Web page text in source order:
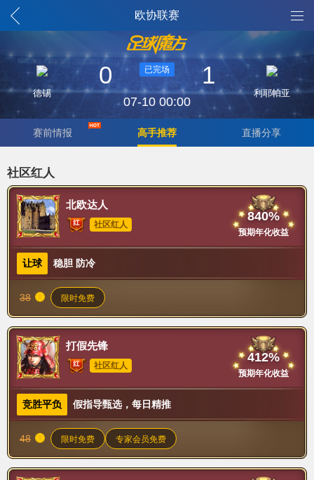
欧协联赛
德锡
0 已完场 1
07-10 00:00
利耶帕亚
赛前情报 高手推荐 直播分享
社区红人
北欧达人
社区红人
840%
预期年化收益
让球 稳胆 防冷
38 限时免费
打假先锋
社区红人
412%
预期年化收益
竞胜平负 假指导甄选，每日精推
48 限时免费 专家会员免费